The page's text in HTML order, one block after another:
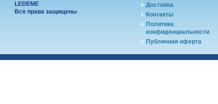
LEDEME
Все права защищены
Доставка
Контакты
Политика
конфиденциальности
Публичная оферта